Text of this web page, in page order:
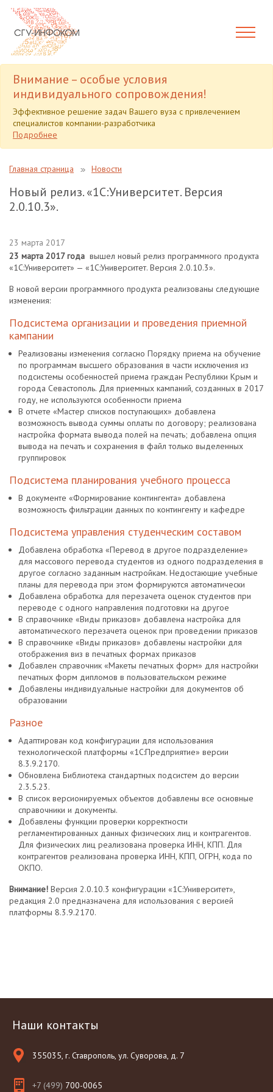
Внимание – особые условия
индивидуального сопровождения!
Эффективное решение задач Вашего вуза с привлечением
специалистов компании-разработчика
Подробнее
Главная страница Новости
Новый релиз. «1С:Университет. Версия
2.0.10.3».
23 марта 2017
23 марта 2017 года вышел новый релиз программного продукта
«1С:Университет» — «1С:Университет. Версия 2.0.10.3».
В новой версии программного продукта реализованы следующие
изменения:
Подсистема организации и проведения приемной
кампании
Реализованы изменения согласно Порядку приема на обучение
по программам высшего образования в части исключения из
подсистемы особенностей приема граждан Республики Крым и
города Севастополь. Для приемных кампаний, созданных в 2017
году, не используются особенности приема
В отчете «Мастер списков поступающих» добавлена
возможность вывода суммы оплаты по договору; реализована
настройка формата вывода полей на печать; добавлена опция
вывода на печать и сохранения в файл только выделенных
группировок
Подсистема планирования учебного процесса
В документе «Формирование контингента» добавлена
возможность фильтрации данных по контингенту и кафедре
Подсистема управления студенческим составом
Добавлена обработка «Перевод в другое подразделение»
для массового перевода студентов из одного подразделения в
другое согласно заданным настройкам. Недостающие учебные
планы для перевода при этом формируются автоматически
Добавлена обработка для перезачета оценок студентов при
переводе с одного направления подготовки на другое
В справочнике «Виды приказов» добавлена настройка для
автоматического перезачета оценок при проведении приказов
В справочнике «Виды приказов» добавлены настройки для
отображения виз в печатных формах приказов
Добавлен справочник «Макеты печатных форм» для настройки
печатных форм дипломов в пользовательском режиме
Добавлены индивидуальные настройки для документов об
образовании
Разное
Адаптирован код конфигурации для использования
технологической платформы «1С:Предприятие» версии
8.3.9.2170.
Обновлена Библиотека стандартных подсистем до версии
2.3.5.23.
В список версионируемых объектов добавлены все основные
справочники и документы.
Добавлены функции проверки корректности
регламентированных данных физических лиц и контрагентов.
Для физических лиц реализована проверка ИНН, КПП. Для
контрагентов реализована проверка ИНН, КПП, ОГРН, кода по
ОКПО.
Внимание! Версия 2.0.10.3 конфигурации «1С:Университет»,
редакция 2.0 предназначена для использования с версией
платформы 8.3.9.2170.
Наши контакты
355035, г. Ставрополь, ул. Суворова, д. 7
+7 (499) 700-0065